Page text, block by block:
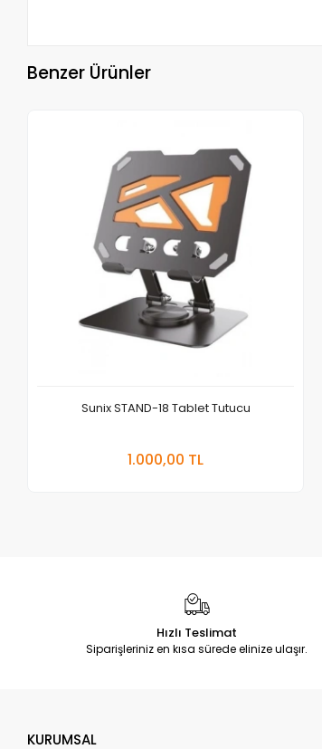
Benzer Ürünler
Sunix STAND-18 Tablet Tutucu
1.000,00 TL
Hızlı Teslimat
Siparişleriniz en kısa sürede elinize ulaşır.
KURUMSAL